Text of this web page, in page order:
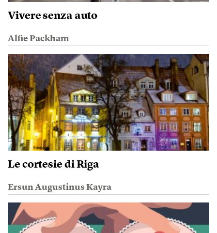
Vivere senza auto
Alfie Packham
Le cortesie di Riga
Ersun Augustinus Kayra